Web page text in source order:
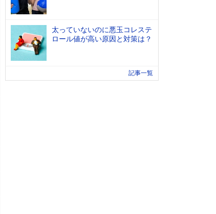
太っていないのに悪玉コレステ
ロール値が高い原因と対策は？
記事一覧